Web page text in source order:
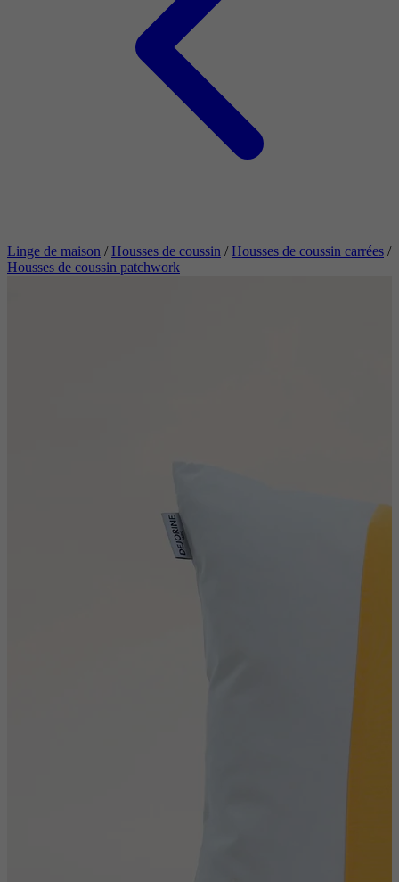
Linge de maison / Housses de coussin / Housses de coussin carrées /
Housses de coussin patchwork